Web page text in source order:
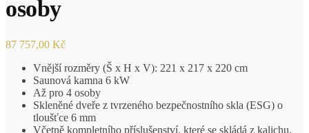
osoby
87 757,00 Kč
Vnější rozměry (Š x H x V): 221 x 217 x 220 cm
Saunová kamna 6 kW
Až pro 4 osoby
Skleněné dveře z tvrzeného bezpečnostního skla (ESG) o
tloušťce 6 mm
Včetně kompletního příslušenství, které se skládá z kalichu,